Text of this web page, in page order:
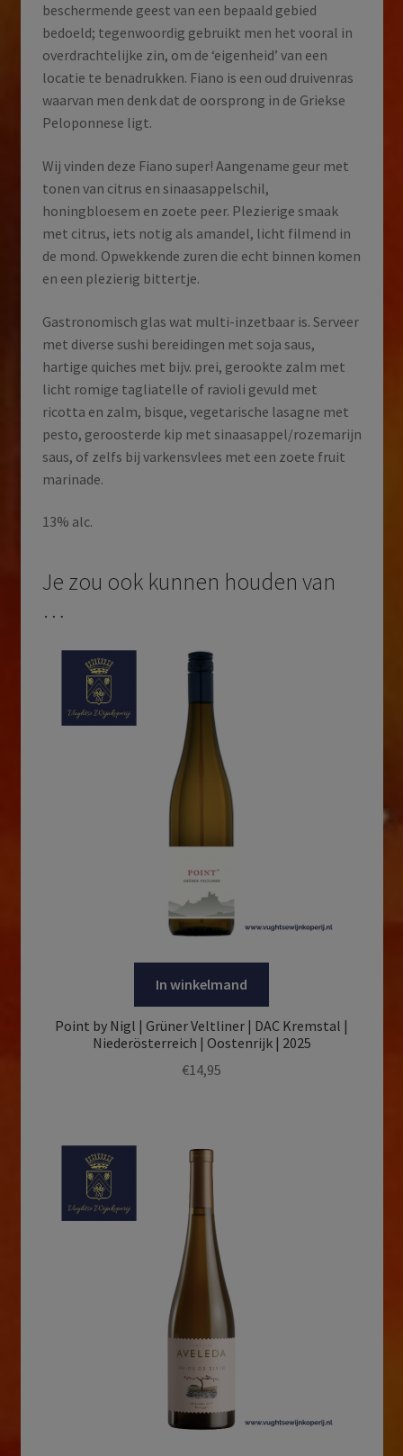
beschermende geest van een bepaald gebied
bedoeld; tegenwoordig gebruikt men het vooral in
overdrachtelijke zin, om de ‘eigenheid’ van een
locatie te benadrukken. Fiano is een oud druivenras
waarvan men denk dat de oorsprong in de Griekse
Peloponnese ligt.
Wij vinden deze Fiano super! Aangename geur met
tonen van citrus en sinaasappelschil,
honingbloesem en zoete peer. Plezierige smaak
met citrus, iets notig als amandel, licht filmend in
de mond. Opwekkende zuren die echt binnen komen
en een plezierig bittertje.
Gastronomisch glas wat multi-inzetbaar is. Serveer
met diverse sushi bereidingen met soja saus,
hartige quiches met bijv. prei, gerookte zalm met
licht romige tagliatelle of ravioli gevuld met
ricotta en zalm, bisque, vegetarische lasagne met
pesto, geroosterde kip met sinaasappel/rozemarijn
saus, of zelfs bij varkensvlees met een zoete fruit
marinade.
13% alc.
Je zou ook kunnen houden van
…
In winkelmand
Point by Nigl | Grüner Veltliner | DAC Kremstal |
Niederösterreich | Oostenrijk | 2025
€14,95